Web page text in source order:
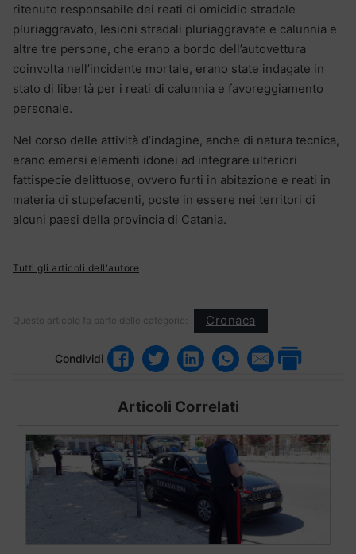
ritenuto responsabile dei reati di omicidio stradale
pluriaggravato, lesioni stradali pluriaggravate e calunnia e
altre tre persone, che erano a bordo dell’autovettura
coinvolta nell’incidente mortale, erano state indagate in
stato di libertà per i reati di calunnia e favoreggiamento
personale.
Nel corso delle attività d’indagine, anche di natura tecnica,
erano emersi elementi idonei ad integrare ulteriori
fattispecie delittuose, ovvero furti in abitazione e reati in
materia di stupefacenti, poste in essere nei territori di
alcuni paesi della provincia di Catania.
Tutti gli articoli dell'autore
Questo articolo fa parte delle categorie: Cronaca
Condividi
Articoli Correlati